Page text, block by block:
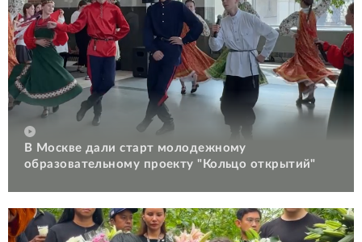
В Москве дали старт молодежному
образовательному проекту "Кольцо открытий"